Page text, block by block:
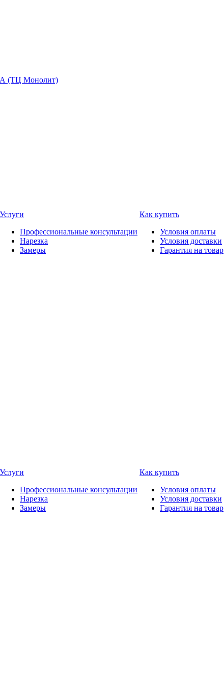
(ТЦ Монолит)
Услуги
Профессиональные консультации
Нарезка
Замеры
Как купить
Условия оплаты
Условия доставки
Гарантия на товар
Услуги
Профессиональные консультации
Нарезка
Замеры
Как купить
Условия оплаты
Условия доставки
Гарантия на товар